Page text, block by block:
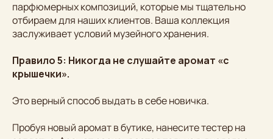
парфюмерных композиций, которые мы тщательно
отбираем для наших клиентов. Ваша коллекция
заслуживает условий музейного хранения.
Правило 5: Никогда не слушайте аромат «с
крышечки».
Это верный способ выдать в себе новичка.
Пробуя новый аромат в бутике, нанесите тестер на